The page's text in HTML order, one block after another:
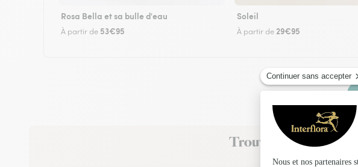
Rosa Bella et sa bulle d'eau
À partir de 53€95
Soleil
À partir de 29€95
Trouvez un fleuriste